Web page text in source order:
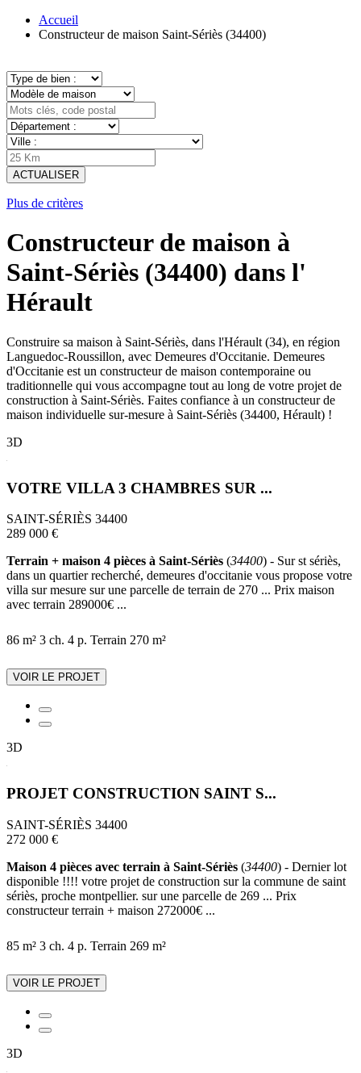
Accueil
Constructeur de maison Saint-Sériès (34400)
ACTUALISER
Plus de critères
Constructeur de maison à
Saint-Sériès (34400) dans l'
Hérault
Construire sa maison à Saint-Sériès, dans l'Hérault (34), en région
Languedoc-Roussillon, avec Demeures d'Occitanie. Demeures
d'Occitanie est un constructeur de maison contemporaine ou
traditionnelle qui vous accompagne tout au long de votre projet de
construction à Saint-Sériès. Faites confiance à un constructeur de
maison individuelle sur-mesure à Saint-Sériès (34400, Hérault) !
3D
VOTRE VILLA 3 CHAMBRES SUR ...
SAINT-SÉRIÈS 34400
289 000 €
Terrain + maison 4 pièces à Saint-Sériès (34400) - Sur st sériès,
dans un quartier recherché, demeures d'occitanie vous propose votre
villa sur mesure sur une parcelle de terrain de 270 ... Prix maison
avec terrain 289000€ ...
86 m² 3 ch. 4 p. Terrain 270 m²
VOIR LE PROJET
3D
PROJET CONSTRUCTION SAINT S...
SAINT-SÉRIÈS 34400
272 000 €
Maison 4 pièces avec terrain à Saint-Sériès (34400) - Dernier lot
disponible !!!! votre projet de construction sur la commune de saint
sériès, proche montpellier. sur une parcelle de 269 ... Prix
constructeur terrain + maison 272000€ ...
85 m² 3 ch. 4 p. Terrain 269 m²
VOIR LE PROJET
3D